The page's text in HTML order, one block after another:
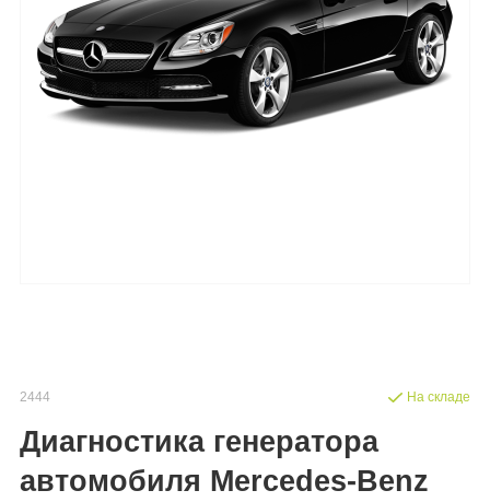
2444
Диагностика генератора
автомобиля Mercedes-Benz
На складе